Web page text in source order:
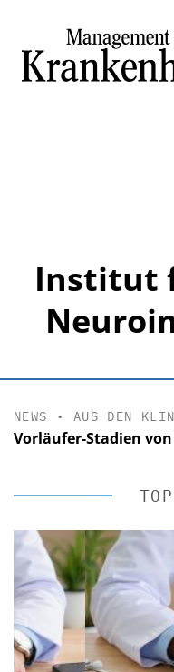
Institut
NEWS • AUS DEN
Vorläufer-Stadien